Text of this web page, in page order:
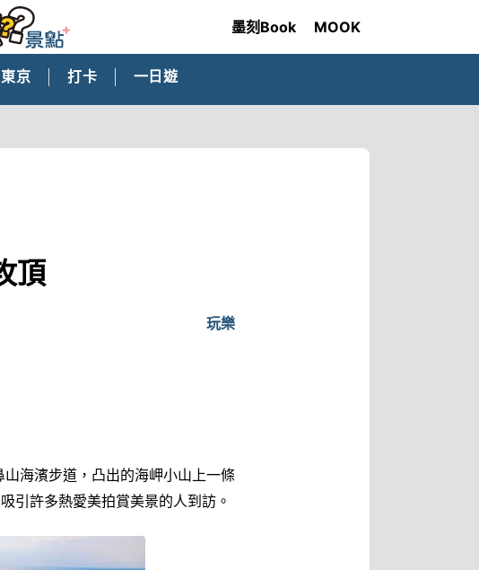
墨刻Book MOOK
東京 打卡 一日遊
頂
玩樂
海濱步道，凸出的海岬小山上一條
引許多熱愛美拍賞美景的人到訪。